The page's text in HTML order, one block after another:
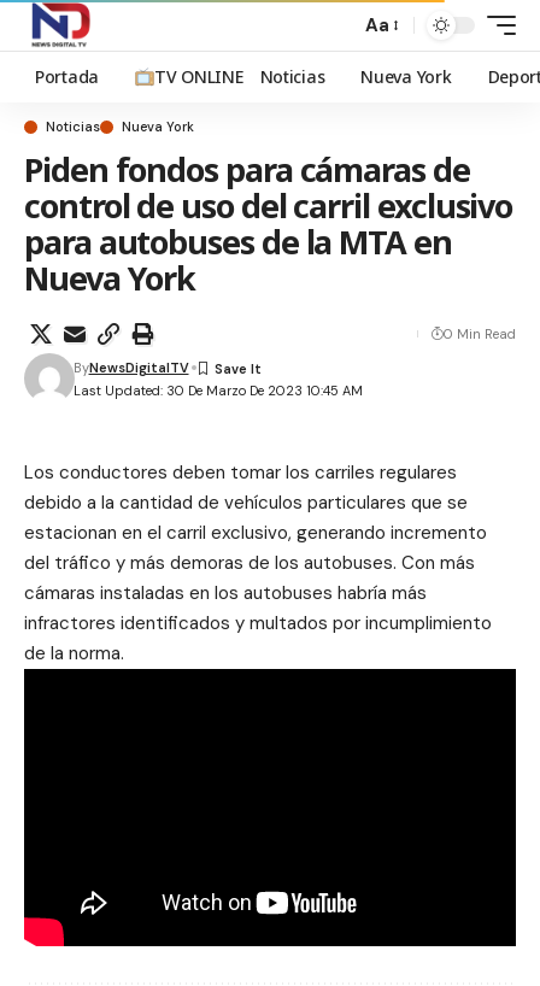
Aa
Portada TV ONLINE Noticias Nueva York
Noticias Nueva York
Piden fondos para cámaras de
control de uso del carril exclusivo
para autobuses de la MTA en
Nueva York
Last Updated: 30 De Marzo De 2023 10:45 AM
ByNewsDigitalTV
0 Min Read
Los conductores deben tomar los carriles regulares
debido a la cantidad de vehículos particulares que se
estacionan en el carril exclusivo, generando incremento
del tráfico y más demoras de los autobuses. Con más
cámaras instaladas en los autobuses habría más
infractores identificados y multados por incumplimiento
de la norma.